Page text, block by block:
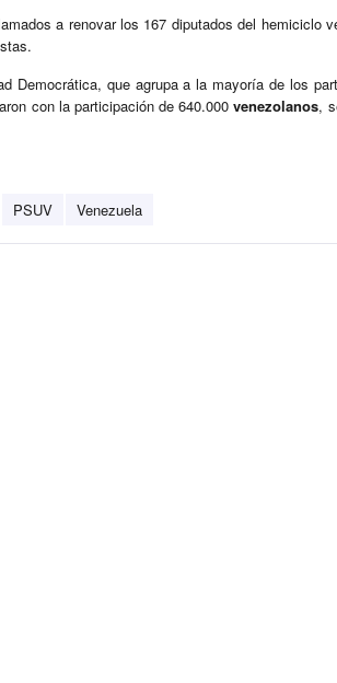
a renovar los 167 diputados del hemiciclo
Democrática, que agrupa a la mayoría de los
con la participación de 640.000venezolanos,
PSUV Venezuela